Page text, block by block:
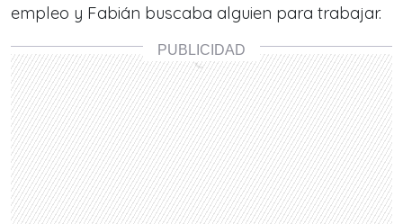
empleo y Fabián buscaba alguien para trabajar.